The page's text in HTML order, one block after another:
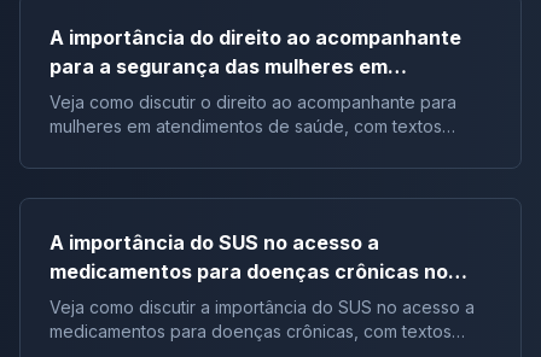
A importância do direito ao acompanhante
para a segurança das mulheres em
atendimentos de saúde no Brasil | Tema de
redação
Veja como discutir o direito ao acompanhante para
mulheres em atendimentos de saúde, com textos
A importância do SUS no acesso a
medicamentos para doenças crônicas no
Brasil | Tema de redação
Veja como discutir a importância do SUS no acesso a
medicamentos para doenças crônicas, com textos